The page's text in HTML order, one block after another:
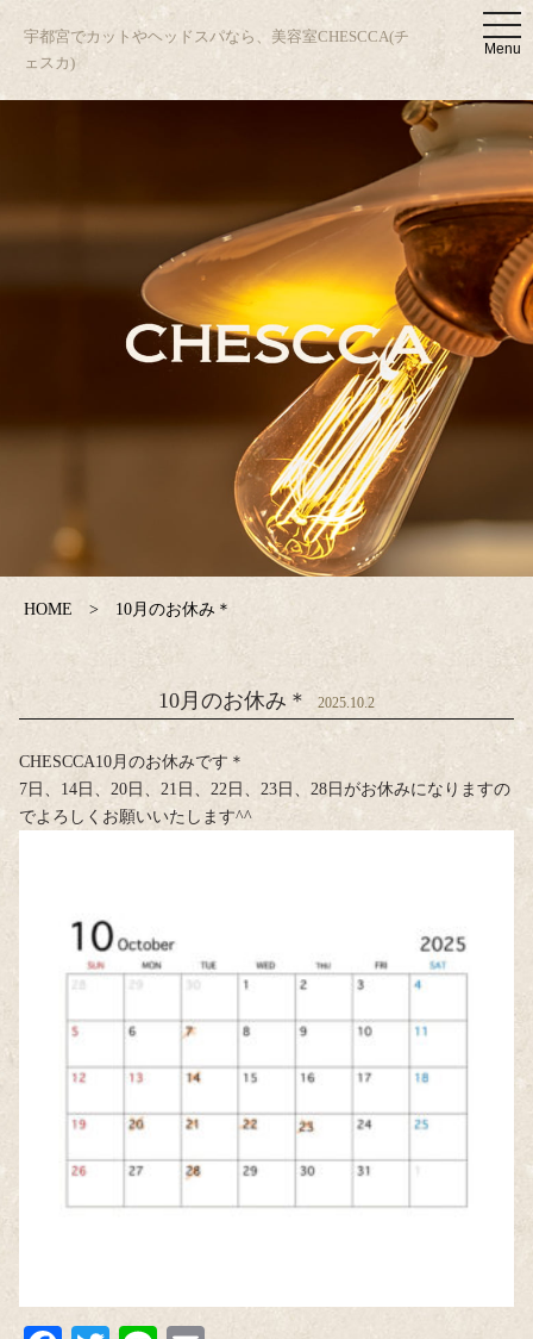
t
o
g
e
n
a
g
a
i
o
n
Menu
宇都宮でカットやヘッドスパなら、美容室CHESCCA(チ
ェスカ)
HOME 10月のお休み＊
10月のお休み＊ 2025.10.2
CHESCCA10月のお休みです＊
7日、14日、20日、21日、22日、23日、28日がお休みになりますの
でよろしくお願いいたします^^